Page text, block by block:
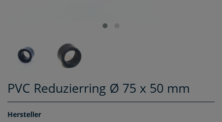
PVC Reduzierring Ø 75 x 50 mm
Hersteller